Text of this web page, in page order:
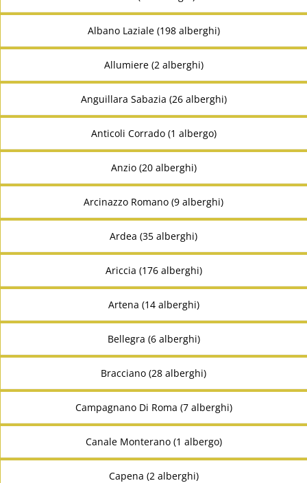
Albano Laziale (198 alberghi)
Allumiere (2 alberghi)
Anguillara Sabazia (26 alberghi)
Anticoli Corrado (1 albergo)
Anzio (20 alberghi)
Arcinazzo Romano (9 alberghi)
Ardea (35 alberghi)
Ariccia (176 alberghi)
Artena (14 alberghi)
Bellegra (6 alberghi)
Bracciano (28 alberghi)
Campagnano Di Roma (7 alberghi)
Canale Monterano (1 albergo)
Capena (2 alberghi)